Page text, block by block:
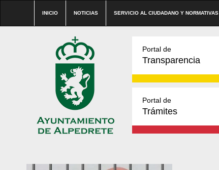
INICIO NOTICIAS SERVICIO AL CIUDADANO Y NORMATIVAS
Portal de
Transparencia
Portal de
Trámites